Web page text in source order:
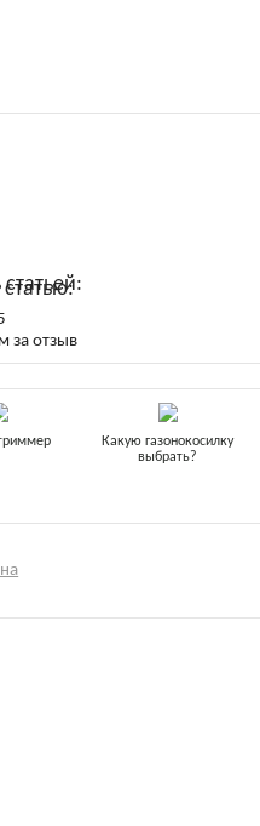
за отзыв
Какую газонокосилку
выбрать?